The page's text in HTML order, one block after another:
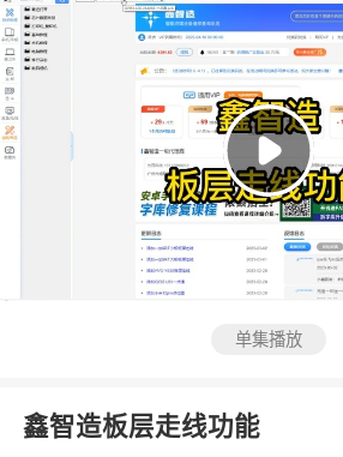
单集播放
鑫智造板层走线功能